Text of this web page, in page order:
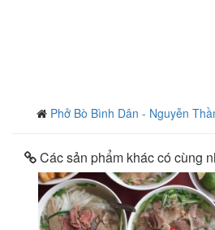
Phở Bò Bình Dân - Nguyễn
Các sản phẩm khác có cùng